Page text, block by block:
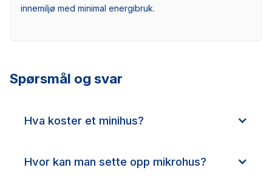
innemiljø med minimal energibruk.
Spørsmål og svar
Hva koster et minihus?
Hvor kan man sette opp mikrohus?